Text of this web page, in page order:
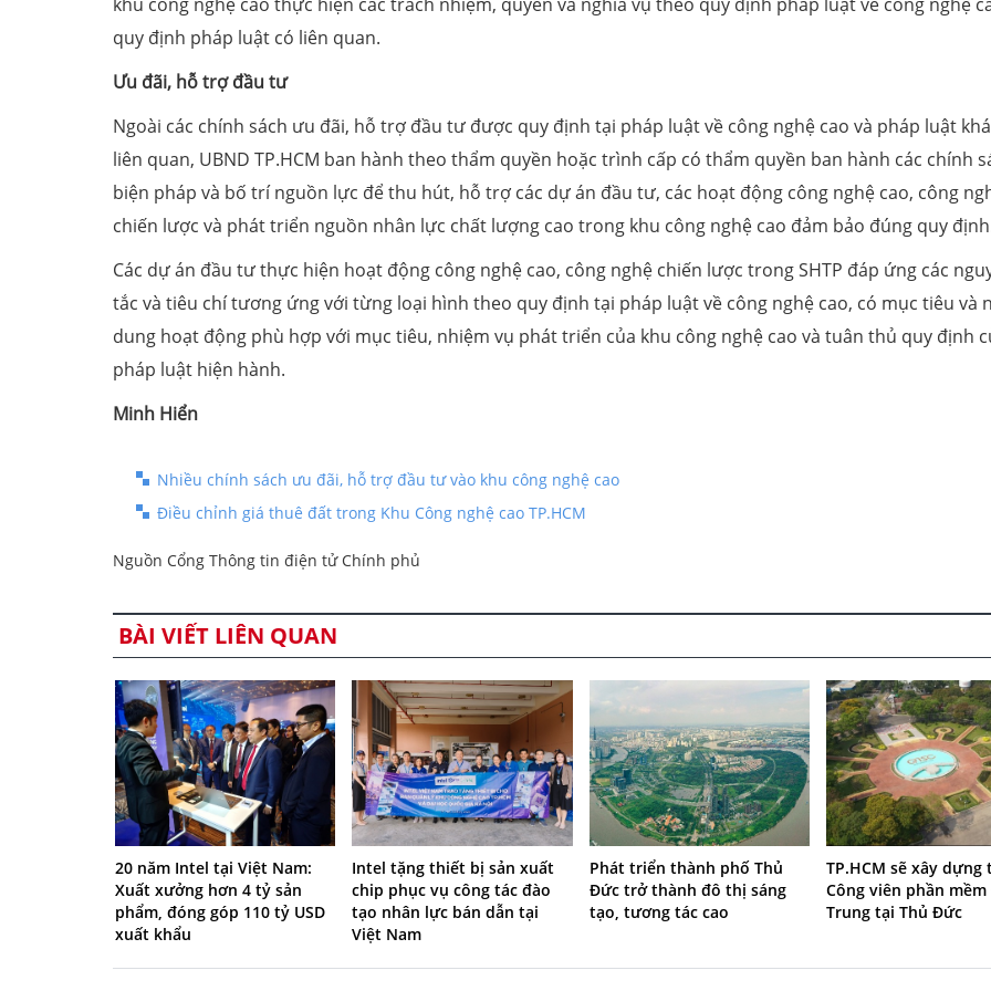
quy định pháp luật có liên quan.
Ưu đãi, hỗ trợ đầu tư
Ngoài các chính sách ưu đãi, hỗ trợ đầu tư được quy định tại pháp luật về công nghệ cao và pháp luật
liên quan, UBND TP.HCM ban hành theo thẩm quyền hoặc trình cấp có thẩm quyền ban hành các chính
biện pháp và bố trí nguồn lực để thu hút, hỗ trợ các dự án đầu tư, các hoạt động công nghệ cao, công
chiến lược và phát triển nguồn nhân lực chất lượng cao trong khu công nghệ cao đảm bảo đúng quy
Các dự án đầu tư thực hiện hoạt động công nghệ cao, công nghệ chiến lược trong SHTP đáp ứng các
tắc và tiêu chí tương ứng với từng loại hình theo quy định tại pháp luật về công nghệ cao, có mục tiêu và
dung hoạt động phù hợp với mục tiêu, nhiệm vụ phát triển của khu công nghệ cao và tuân thủ quy định
pháp luật hiện hành.
Minh Hiển
Nhiều chính sách ưu đãi, hỗ trợ đầu tư vào khu công nghệ cao
Điều chỉnh giá thuê đất trong Khu Công nghệ cao TP.HCM
Nguồn Cổng Thông tin điện tử Chính phủ
BÀI VIẾT LIÊN QUAN
20 năm Intel tại Việt Nam:
Xuất xưởng hơn 4 tỷ sản
phẩm, đóng góp 110 tỷ USD
xuất khẩu
Intel tặng thiết bị sản xuất
chip phục vụ công tác đào
tạo nhân lực bán dẫn tại
Việt Nam
Phát triển thành phố Thủ
Đức trở thành đô thị sáng
tạo, tương tác cao
TP.HCM sẽ xây dựng
Công viên phần mềm
Trung tại Thủ Đức